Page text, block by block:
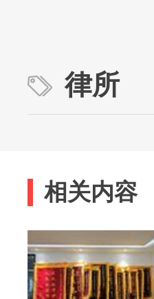
律所
相关内容